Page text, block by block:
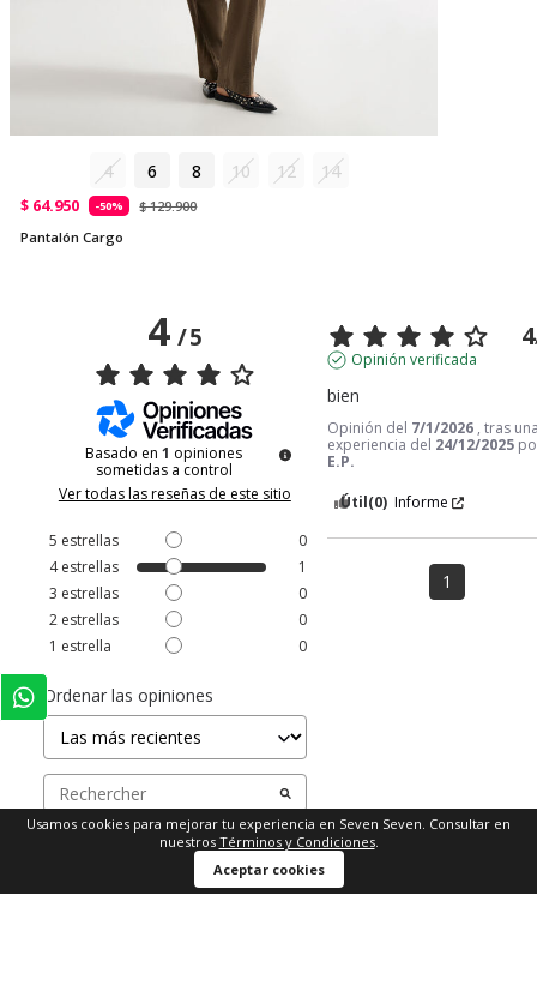
Comprar ahora
4 6 8 10 12 14
$ 64.950 -50%
$ 129.900
Pantalón Cargo
4/5
Basado en1 opiniones
sometidas a control
Ver todas las reseñas de este sitio
5 estrellas
0
4estrellas
1
3 estrellas
0
2 estrellas
0
1 estrella 0
Ordenar las opiniones
4
Opinión verificada
bien
Opinión del 7/1/2026 , tras
experiencia del 24/12/2025
E.P.
Útil(0) Informe
1
Usamos cookies para mejorar tu experiencia en Seven Seven. Consultar en
nuestros Términos y Condiciones.
Aceptar cookies